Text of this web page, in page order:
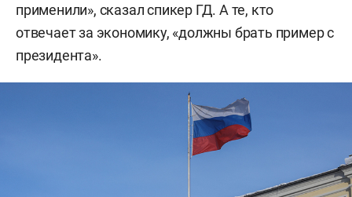
применили», сказал спикер ГД. А те, кто
отвечает за экономику, «должны брать пример с
президента».